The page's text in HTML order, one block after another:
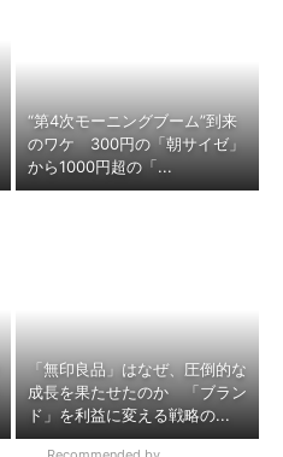
“第4次モーニングブーム”到来
のワケ 300円の「朝サイゼ」
から1000円超の「...
「無印良品」はなぜ、圧倒的な
成長を果たせたのか 「ブラン
ド」を利益に変える戦略の...